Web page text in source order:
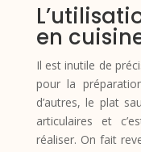
en
Il est inutile de
pour la
d’autres, le plat
articulaires et
réaliser. On fait